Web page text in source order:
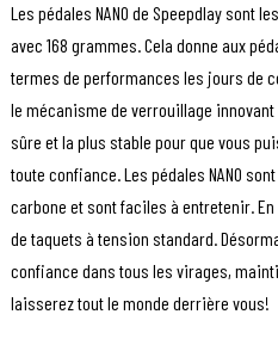
Les pédales NANO de Speepdlay sont
avec 168 grammes. Cela donne aux
termes de performances les jours de
le mécanisme de verrouillage
sûre et la plus stable pour que vous
toute confiance. Les pédales NANO
carbone et sont faciles à entretenir.
de taquets à tension standard.
confiance dans tous les virages,
laisserez tout le monde derrière vous!